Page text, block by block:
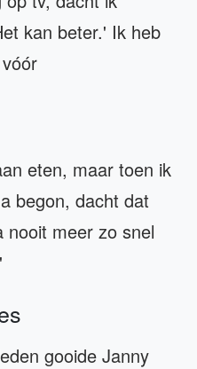
kan beter.' Ik heb
eten, maar toen ik
begon, dacht dat
nooit meer zo snel
gooide Janny